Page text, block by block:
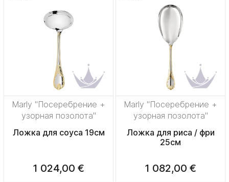
Marly "Посеребрение +
узорная позолота"
Ложка для соуса 19см
1 024,00 €
Marly "Посеребрение +
узорная позолота"
Ложка для риса / фри
25см
1 082,00 €